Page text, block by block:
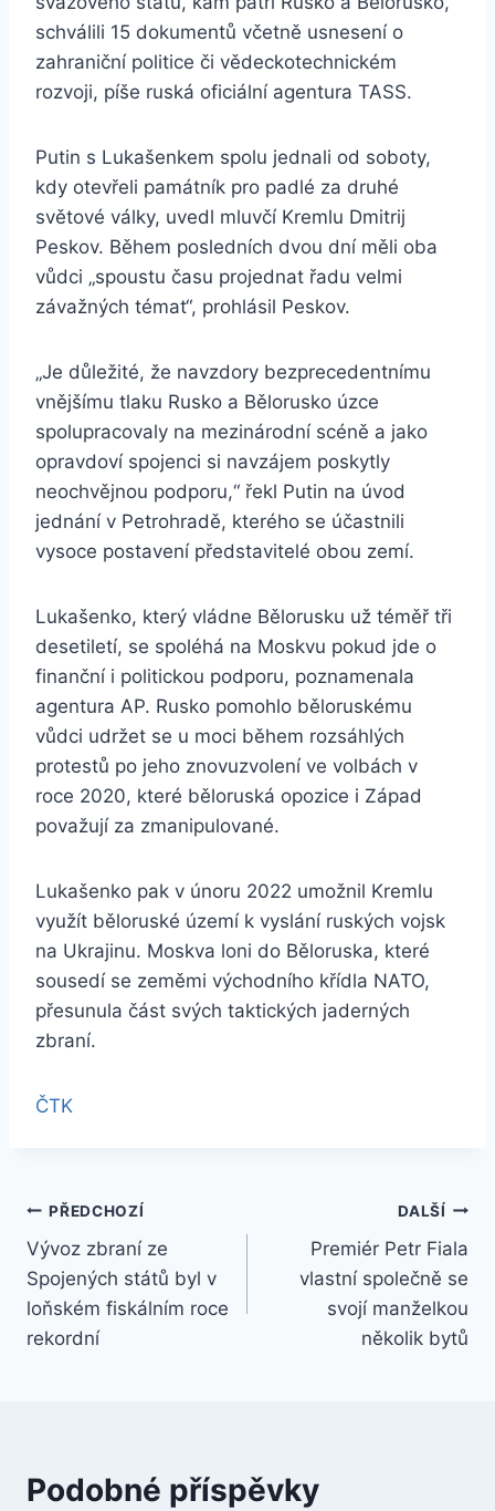
schválili 15 dokumentů včetně usnesení o
zahraniční politice či vědeckotechnickém
rozvoji, píše ruská oficiální agentura TASS.
Putin s Lukašenkem spolu jednali od soboty,
kdy otevřeli památník pro padlé za druhé
světové války, uvedl mluvčí Kremlu Dmitrij
Peskov. Během posledních dvou dní měli oba
vůdci „spoustu času projednat řadu velmi
závažných témat“, prohlásil Peskov.
„Je důležité, že navzdory bezprecedentnímu
vnějšímu tlaku Rusko a Bělorusko úzce
spolupracovaly na mezinárodní scéně a jako
opravdoví spojenci si navzájem poskytly
neochvějnou podporu,“ řekl Putin na úvod
jednání v Petrohradě, kterého se účastnili
vysoce postavení představitelé obou zemí.
Lukašenko, který vládne Bělorusku už téměř tři
desetiletí, se spoléhá na Moskvu pokud jde o
finanční i politickou podporu, poznamenala
agentura AP. Rusko pomohlo běloruskému
vůdci udržet se u moci během rozsáhlých
protestů po jeho znovuzvolení ve volbách v
roce 2020, které běloruská opozice i Západ
považují za zmanipulované.
Lukašenko pak v únoru 2022 umožnil Kremlu
využít běloruské území k vyslání ruských vojsk
na Ukrajinu. Moskva loni do Běloruska, které
sousedí se zeměmi východního křídla NATO,
přesunula část svých taktických jaderných
zbraní.
ČTK
Navigace
pro
příspěvek
PŘEDCHOZÍ
Vývoz zbraní ze
Spojených států byl v
loňském fiskálním roce
rekordní
DALŠÍ
Premiér Petr Fiala
vlastní společně se
svojí manželkou
několik bytů
Podobné příspěvky